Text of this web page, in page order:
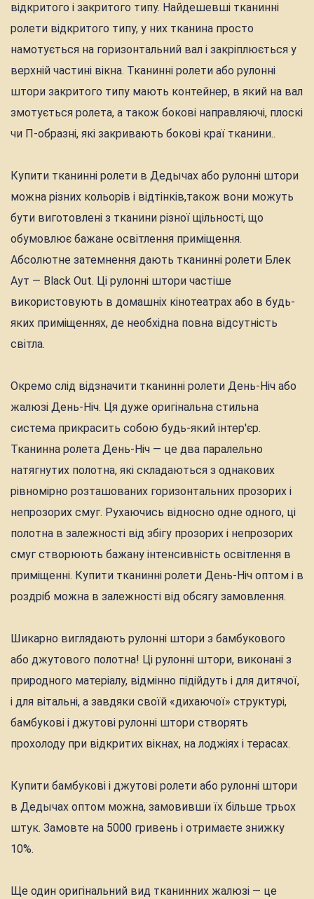
відкритого і закритого типу. Найдешевші тканинні
ролети відкритого типу, у них тканина просто
намотується на горизонтальний вал і закріплюється у
верхній частині вікна. Тканинні ролети або рулонні
штори закритого типу мають контейнер, в який на вал
змотується ролета, а також бокові направляючі, плоскі
чи П-образні, які закривають бокові краї тканини..
Купити тканинні ролети в Дедычах або рулонні штори
можна різних кольорів і відтінків,також вони можуть
бути виготовлені з тканини різної щільності, що
обумовлює бажане освітлення приміщення.
Абсолютне затемнення дають тканинні ролети Блек
Аут — Black Out. Ці рулонні штори частіше
використовують в домашніх кінотеатрах або в будь-
яких приміщеннях, де необхідна повна відсутність
світла.
Окремо слід відзначити тканинні ролети День-Ніч або
жалюзі День-Ніч. Ця дуже оригінальна стильна
система прикрасить собою будь-який інтер'єр.
Тканинна ролета День-Ніч — це два паралельно
натягнутих полотна, які складаються з однакових
рівномірно розташованих горизонтальних прозорих і
непрозорих смуг. Рухаючись відносно одне одного, ці
полотна в залежності від збігу прозорих і непрозорих
смуг створюють бажану інтенсивність освітлення в
приміщенні. Купити тканинні ролети День-Ніч оптом і в
роздріб можна в залежності від обсягу замовлення.
Шикарно виглядають рулонні штори з бамбукового
або джутового полотна! Ці рулонні штори, виконані з
природного матеріалу, відмінно підійдуть і для дитячої,
і для вітальні, а завдяки своїй «дихаючої» структурі,
бамбукові і джутові рулонні штори створять
прохолоду при відкритих вікнах, на лоджіях і терасах.
Купити бамбукові і джутові ролети або рулонні штори
в Дедычах оптом можна, замовивши їх більше трьох
штук. Замовте на 5000 гривень і отримаєте знижку
10%.
Ще один оригінальний вид тканинних жалюзі — це